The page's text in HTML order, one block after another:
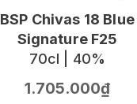
BSP Chivas 18 Blue
Signature F25
70cl | 40%
1.705.000₫